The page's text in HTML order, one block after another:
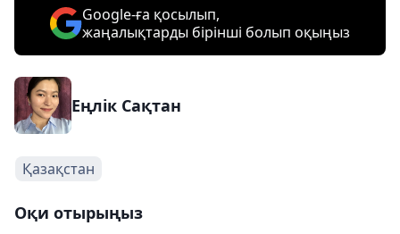
Google-ға қосылып,
жаңалықтарды бірінші болып оқыңыз
Еңлік Сақтан
Қазақстан
Оқи отырыңыз